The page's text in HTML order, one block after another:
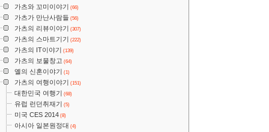
가츠와 꼬미이야기 (66)
가츠가 만난사람들 (56)
가츠의 리뷰이야기 (307)
가츠의 스마트기기 (222)
가츠의 IT이야기 (139)
가츠의 보물창고 (64)
옐의 신혼이야기 (1)
가츠의 여행이야기 (151)
대한민국 여행기 (68)
유럽 런던취재기 (5)
미국 CES 2014 (8)
아시아 일본원정대 (4)